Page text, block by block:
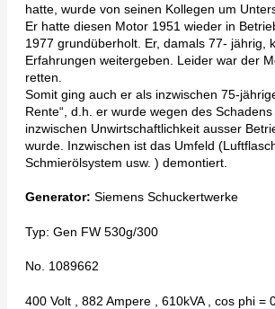
hatte, wurde von seinen Kollegen um
Er hatte diesen Motor 1951 wieder in
1977 grundüberholt. Er, damals 77- jährig,
Erfahrungen weitergeben. Leider war der
retten.
Somit ging auch er als inzwischen 75-
Rente“, d.h. er wurde wegen des
inzwischen Unwirtschaftlichkeit ausser
wurde. Inzwischen ist das Umfeld
Schmierölsystem usw. ) demontiert.
Generator: Siemens Schuckertwerke
Typ: Gen FW 530g/300
No. 1089662
400 Volt , 882 Ampere , 610kVA , cos phi =